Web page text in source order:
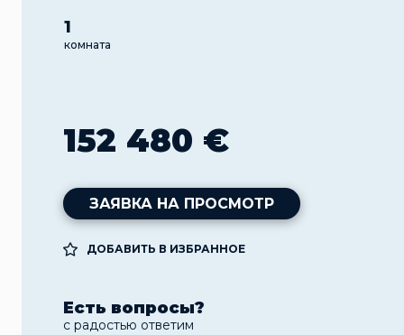
1
комната
152 480 €
ЗАЯВКА НА ПРОСМОТР
ДОБАВИТЬ В ИЗБРАННОЕ
Есть вопросы?
с радостью ответим